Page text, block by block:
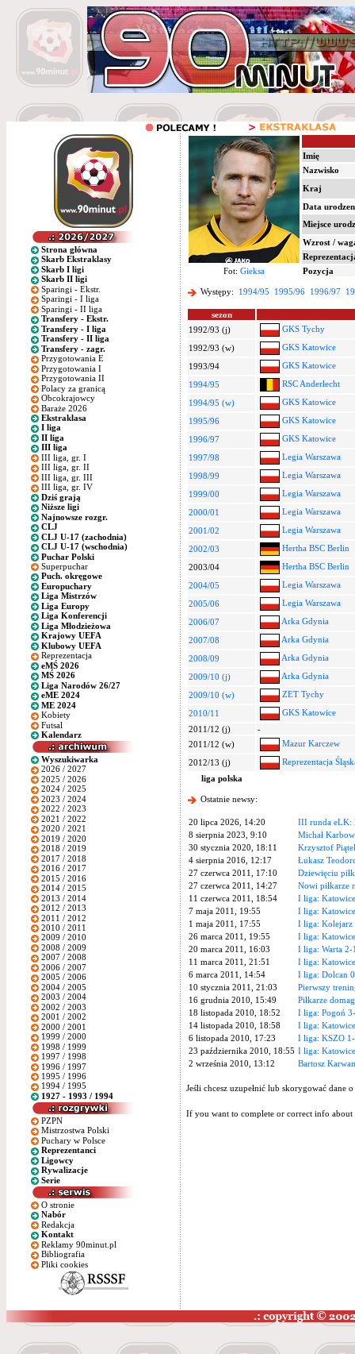
Strona główna
Skarb Ekstraklasy
Skarb I ligi
Skarb II ligi
Sparingi - Ekstr.
Sparingi - I liga
Sparingi - II liga
Transfery - Ekstr.
Transfery - I liga
Transfery - II liga
Transfery - zagr.
Przygotowania E
Przygotowania I
Przygotowania II
Polacy za granicą
Obcokrajowcy
Baraże 2026
Ekstraklasa
I liga
II liga
III liga
III liga, gr. I
III liga, gr. II
III liga, gr. III
III liga, gr. IV
Dziś grają
Niższe ligi
Najnowsze rozgr.
CLJ
CLJ U-17 (zachodnia)
CLJ U-17 (wschodnia)
Puchar Polski
Superpuchar
Puch. okręgowe
Europuchary
Liga Mistrzów
Liga Europy
Liga Konferencji
Liga Młodzieżowa
Krajowy UEFA
Klubowy UEFA
Reprezentacja
eMŚ 2026
MŚ 2026
Liga Narodów 26/27
eME 2024
ME 2024
Kobiety
Futsal
Kalendarz
Wyszukiwarka
2026 / 2027
2025 / 2026
2024 / 2025
2023 / 2024
2022 / 2023
2021 / 2022
2020 / 2021
2019 / 2020
2018 / 2019
2017 / 2018
2016 / 2017
2015 / 2016
2014 / 2015
2013 / 2014
2012 / 2013
2011 / 2012
2010 / 2011
2009 / 2010
2008 / 2009
2007 / 2008
2006 / 2007
2005 / 2006
2004 / 2005
2003 / 2004
2002 / 2003
2001 / 2002
2000 / 2001
1999 / 2000
1998 / 1999
1997 / 1998
1996 / 1997
1995 / 1996
1994 / 1995
1927 - 1993 / 1994
PZPN
Mistrzostwa Polski
Puchary w Polsce
Reprezentanci
Ligowcy
Rywalizacje
Serie
O stronie
Nabór
Redakcja
Kontakt
Reklamy 90minut.pl
Bibliografia
Pliki cookies
Imię
Nazwisko
Kraj
Data
Miejsce
Wzrost /
Fot: Gieksa Pozycja
Występy: 1994/95 1995/96 1996/97
sezon
1992/93 (j)
GKS Tychy
1992/93 (w)
GKS Katowice
1993/94
GKS Katowice
1994/95
RSC Anderlecht
1994/95 (w)
GKS Katowice
1995/96
GKS Katowice
1996/97
GKS Katowice
1997/98
Legia Warszawa
1998/99
Legia Warszawa
1999/00
Legia Warszawa
2000/01
Legia Warszawa
2001/02
Legia Warszawa
2002/03
Hertha BSC Berlin
2003/04
Hertha BSC Berlin
2004/05
Legia Warszawa
2005/06
Legia Warszawa
2006/07
Arka Gdynia
2007/08
Arka Gdynia
2008/09
Arka Gdynia
2009/10 (j)
Arka Gdynia
2009/10 (w)
ZET Tychy
2010/11
GKS Katowice
2011/12 (j)
-
2011/12 (w)
Mazur Karczew
2012/13 (j)
Reprezentacja
liga polska
Ostatnie newsy:
20 lipca 2026, 14:20
III runda eLK:
8 sierpnia 2023, 9:10
Michał
30 stycznia 2020, 18:11
Krzysztof
4 sierpnia 2016, 12:17
Łukasz
27 czerwca 2011, 17:10
Dziewięciu
27 czerwca 2011, 14:27
Nowi piłkarze
11 czerwca 2011, 18:54
I liga:
7 maja 2011, 19:55
I liga:
1 maja 2011, 17:55
I liga: Kolejarz
26 marca 2011, 19:55
I liga:
20 marca 2011, 16:03
I liga: Warta 2-
11 marca 2011, 21:51
I liga:
6 marca 2011, 14:54
I liga: Dolcan
10 stycznia 2011, 21:03
Pierwszy
16 grudnia 2010, 15:49
Piłkarze
18 listopada 2010, 18:52
I liga: Pogoń
14 listopada 2010, 18:58
I liga:
6 listopada 2010, 17:23
I liga: KSZO
23 października 2010, 18:55 I liga:
2 września 2010, 13:12
Bartosz
Jeśli chcesz uzupełnić lub skorygować
If you want to complete or correct info